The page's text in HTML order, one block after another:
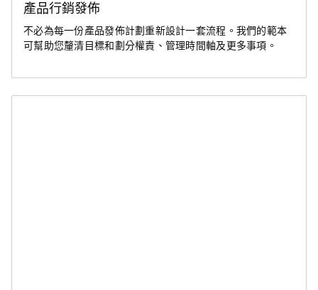
產品行銷發佈
不必為每一份產品發佈計劃重新設計一套流程。我們的範本
可幫助您釐清目標和劃分權責、管理時間軸及更多事項。